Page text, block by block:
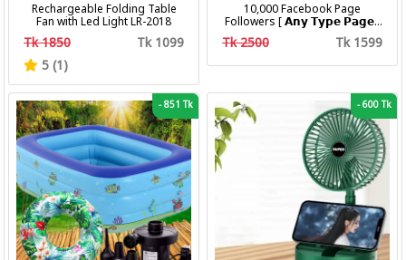
Rechargeable Folding Table
Fan with Led Light LR-2018
Tk 1850
Tk 1099
5 (1)
10,000 Facebook Page
Followers [ 𝗔𝗻𝘆 𝗧𝘆𝗽𝗲 𝗣𝗮𝗴𝗲 ]
[ Non Drop ][ 10k-20k/Day ][
Tk 2500 Tk 1599
-851 Tk -600 Tk